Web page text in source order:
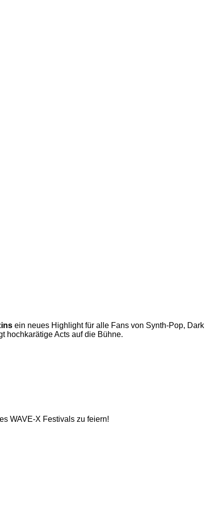
ein neues Highlight für alle Fans von Synth-Pop, Dark
hochkarätige Acts auf die Bühne.
WAVE-X Festivals zu feiern!